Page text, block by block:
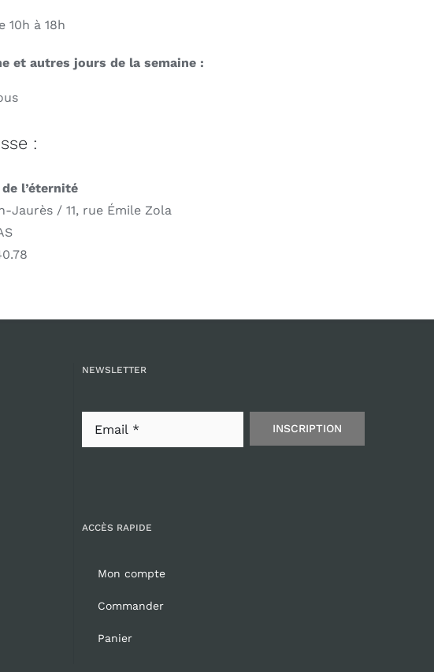
10h à 18h
et autres jours de la semaine :
:
l’éternité
Jaurès / 11, rue Émile Zola
NEWSLETTER
INSCRIPTION
ACCÈS RAPIDE
Mon compte
Commander
Panier